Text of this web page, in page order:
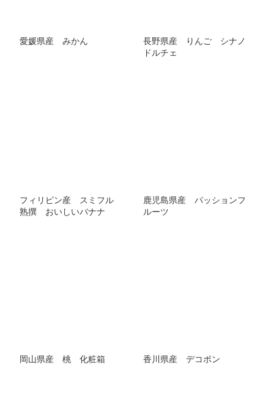
愛媛県産 みかん
長野県産 りんご シナノ
ドルチェ
フィリピン産 スミフル
熟撰 おいしいバナナ
鹿児島県産 パッションフ
ルーツ
岡山県産 桃 化粧箱 香川県産 デコポン